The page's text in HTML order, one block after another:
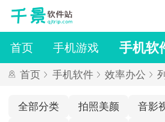
首页 手机游戏 手机软
首页 手机软件 效率办公
全部分类 拍照美颜 音影